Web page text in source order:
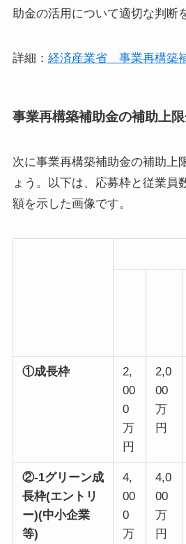
助金の活用について適切な判断
詳細： 経済産業省 事業再構築
事業再構築補助金の補助上
次に事業再構築補助金の補助上
ょう。以下は、応募枠と従業員
額を示した画像です。
①成長枠
2,
00
0
万
円
2,0
00
万
円
②-1グリーン成
長枠(エントリ
ー)(中小企業
等)
4,
00
0
万
4,0
00
万
円